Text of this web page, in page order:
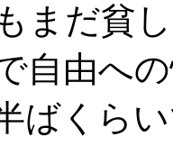
まだ貧
自由へ
ばくら